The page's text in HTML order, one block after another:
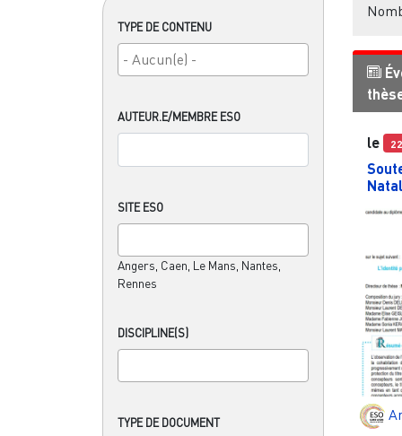
TYPE DE CONTENU
AUTEUR.E/MEMBRE ESO
SITE ESO
Angers, Caen, Le Mans, Nantes,
Rennes
DISCIPLINE(S)
TYPE DE DOCUMENT
le